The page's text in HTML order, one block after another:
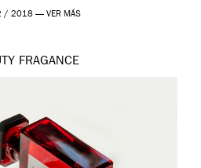
Estos días ha […]
/ 2018 — VER MÁS
FRAGANCE